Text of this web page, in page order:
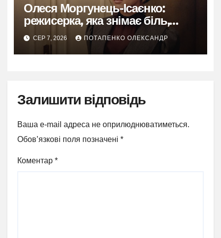
Олеся Моргунець-Ісаєнко:
режисерка, яка знімає біль,
пам’ять і надію України
СЕР 7, 2026 ПОТАПЕНКО ОЛЕКСАНДР
Залишити відповідь
Ваша e-mail адреса не оприлюднюватиметься.
Обов’язкові поля позначені *
Коментар *